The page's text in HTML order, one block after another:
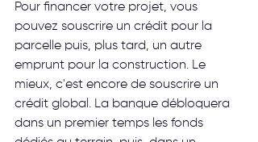
Pour financer votre projet, vous
pouvez souscrire un crédit pour la
parcelle puis, plus tard, un autre
emprunt pour la construction. Le
mieux, c'est encore de souscrire un
crédit global. La banque débloquera
dans un premier temps les fonds